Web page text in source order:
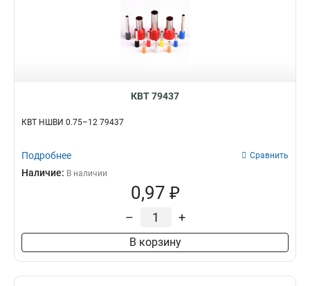
КВТ 79437
КВТ НШВИ 0.75–12 79437
Подробнее Сравнить
Наличие: В наличии
0,97 ₽
– +
В корзину